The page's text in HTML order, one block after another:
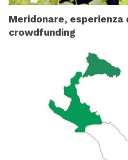
Meridonare, esperienza
crowdfunding